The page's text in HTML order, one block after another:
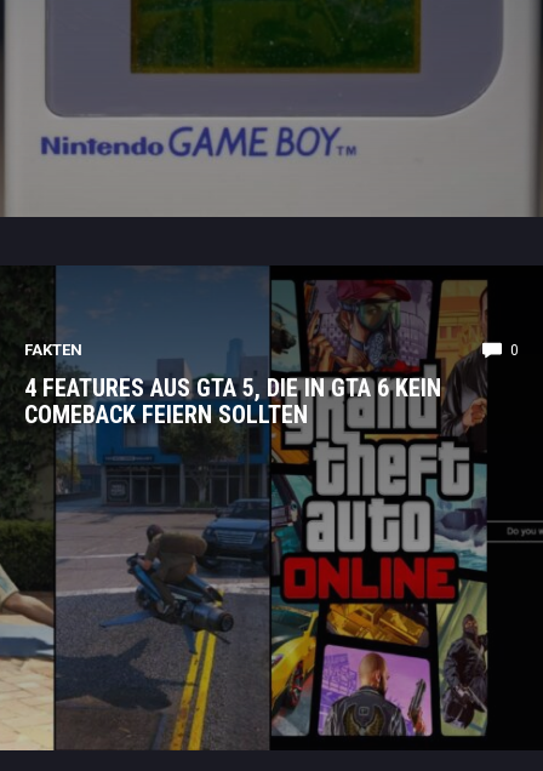
FAKTEN 0
4 FEATURES AUS GTA 5, DIE IN GTA 6 KEIN
COMEBACK FEIERN SOLLTEN